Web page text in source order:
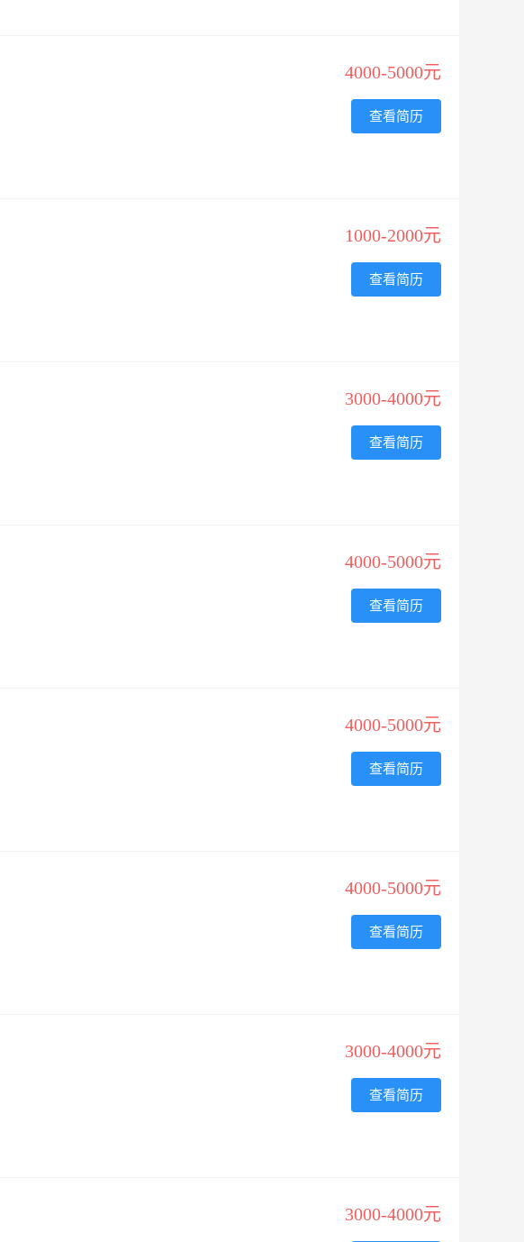
4000-5000元
查看简历
1000-2000元
查看简历
3000-4000元
查看简历
4000-5000元
查看简历
4000-5000元
查看简历
4000-5000元
查看简历
3000-4000元
查看简历
3000-4000元